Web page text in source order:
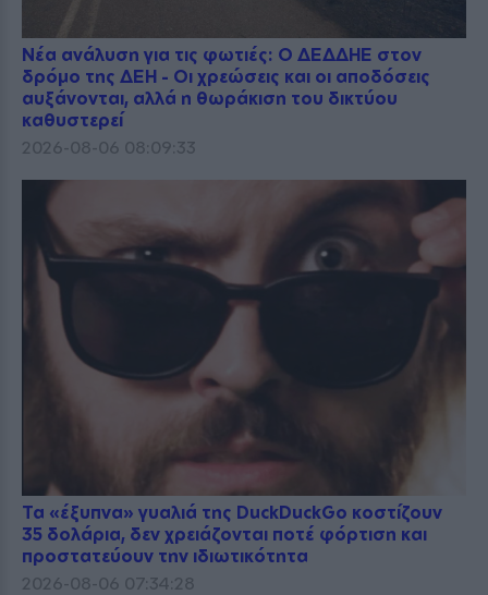
Νέα ανάλυση για τις φωτιές: Ο ΔΕΔΔΗΕ στον
δρόμο της ΔΕΗ - Οι χρεώσεις και οι αποδόσεις
αυξάνονται, αλλά η θωράκιση του δικτύου
καθυστερεί
2026-08-06 08:09:33
Τα «έξυπνα» γυαλιά της DuckDuckGo κοστίζουν
35 δολάρια, δεν χρειάζονται ποτέ φόρτιση και
προστατεύουν την ιδιωτικότητα
2026-08-06 07:34:28